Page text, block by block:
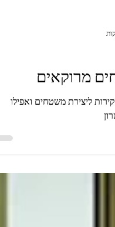
מרוקאים
ליצירת משטחים ואפילו